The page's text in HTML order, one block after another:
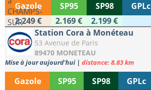
Gazole SP95 SP98 GPLc
2.249 €
2.169 €
2.199 €
Station Cora à Monéteau
53 Avenue de Paris
89470 MONETEAU
Mise à jour aujourd'hui | distance: 8.83 km
Gazole SP95 SP98 GPLc